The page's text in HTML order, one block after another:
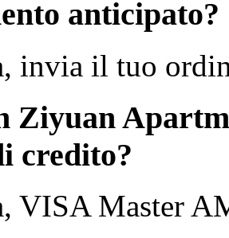
anticipato?
invia il tuo
Ziyuan
credito?
VISA Master